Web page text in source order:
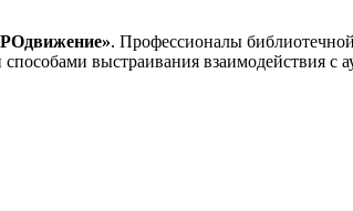
. Профессионалы
выстраивания взаимодействия с